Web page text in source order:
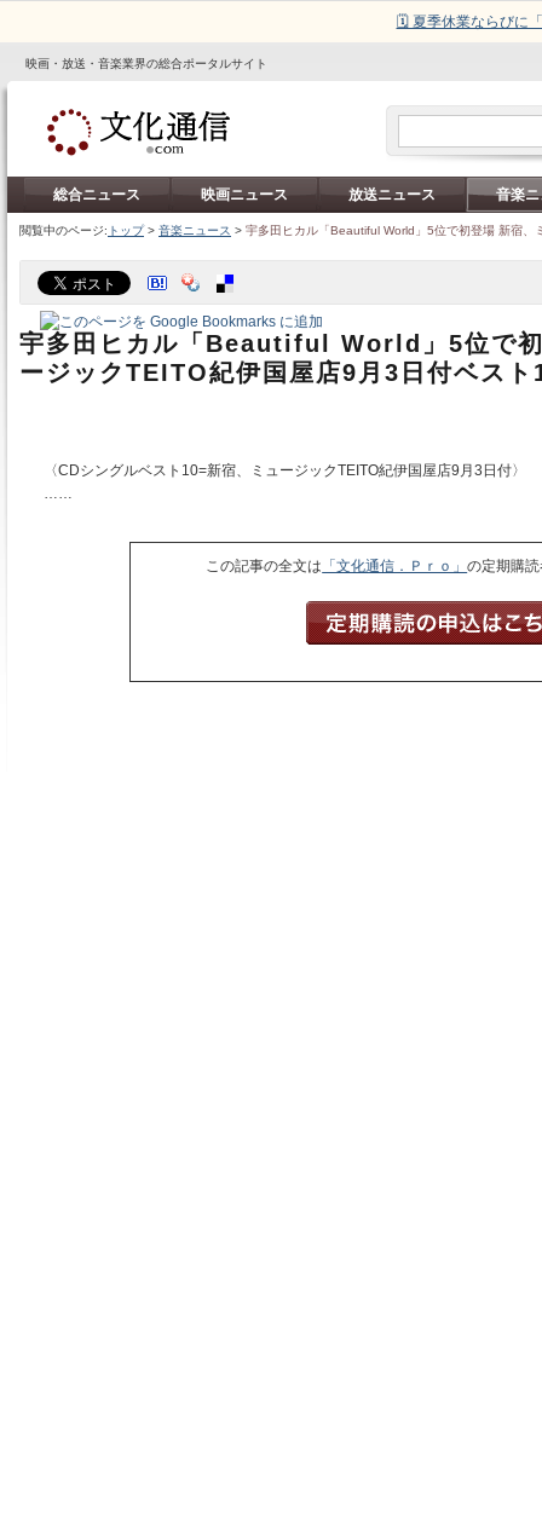
🗓️ 夏季休業ならびに
映画・放送・音楽業界の総合ポータルサイト
総合ニュース 映画ニュース 放送ニュース 音楽
閲覧中のページ: トップ> 音楽ニュース > 宇多田ヒカル「Beautiful World」5位で初登場 新宿、
宇多田ヒカル「Beautiful World」5位で
ージックTEITO紀伊国屋店9月3日付ベスト
〈CDシングルベスト10=新宿、ミュージックTEITO紀伊国屋店9月3日付〉
……
この記事の全文は 「文化通信．Ｐｒｏ」の定期購